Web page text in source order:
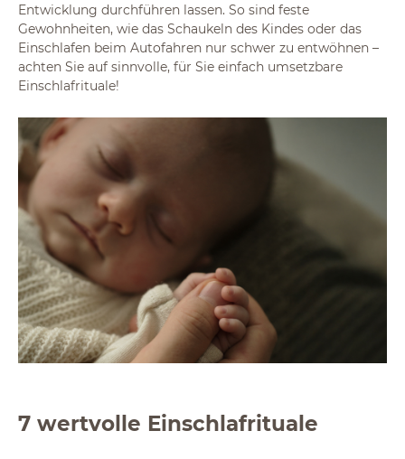
Entwicklung durchführen lassen. So sind feste
Gewohnheiten, wie das Schaukeln des Kindes oder das
Einschlafen beim Autofahren nur schwer zu entwöhnen –
achten Sie auf sinnvolle, für Sie einfach umsetzbare
Einschlafrituale!
7 wertvolle Einschlafrituale